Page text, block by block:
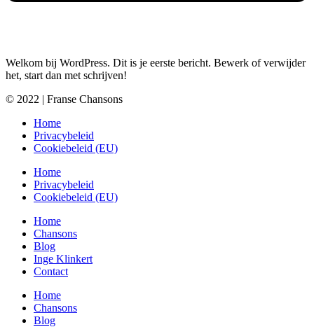
Welkom bij WordPress. Dit is je eerste bericht. Bewerk of verwijder
het, start dan met schrijven!
© 2022 | Franse Chansons
Home
Privacybeleid
Cookiebeleid (EU)
Home
Privacybeleid
Cookiebeleid (EU)
Home
Chansons
Blog
Inge Klinkert
Contact
Home
Chansons
Blog